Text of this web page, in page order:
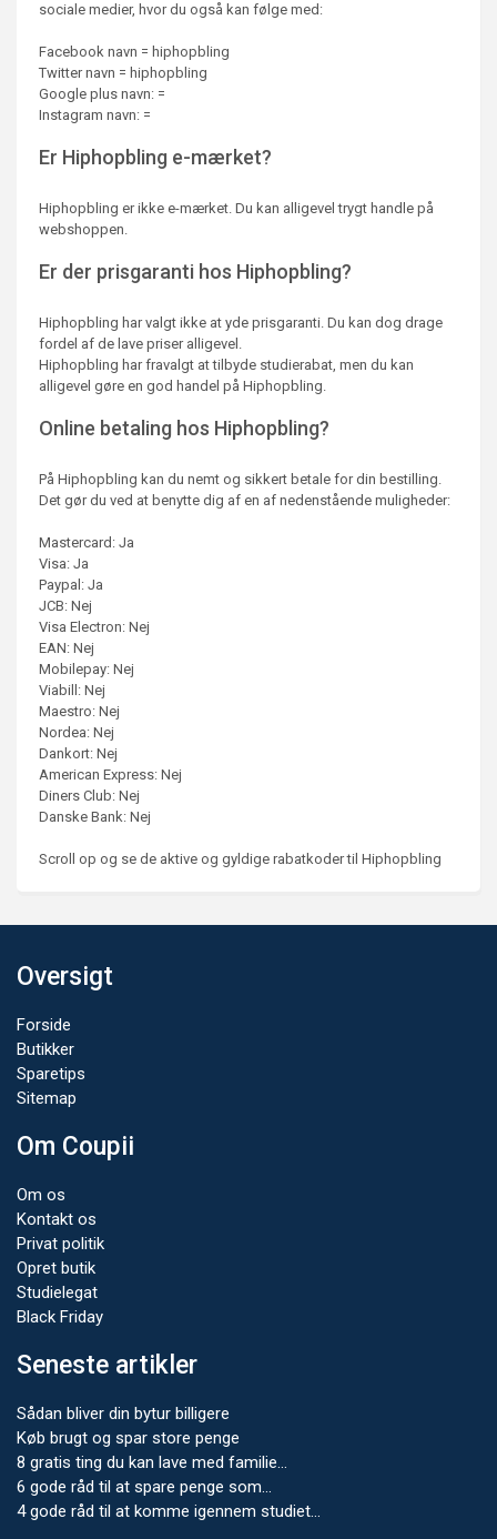
sociale medier, hvor du også kan følge med:
Facebook navn = hiphopbling
Twitter navn = hiphopbling
Google plus navn: =
Instagram navn: =
Er Hiphopbling e-mærket?
Hiphopbling er ikke e-mærket. Du kan alligevel trygt handle på
webshoppen.
Er der prisgaranti hos Hiphopbling?
Hiphopbling har valgt ikke at yde prisgaranti. Du kan dog drage
fordel af de lave priser alligevel.
Hiphopbling har fravalgt at tilbyde studierabat, men du kan
alligevel gøre en god handel på Hiphopbling.
Online betaling hos Hiphopbling?
På Hiphopbling kan du nemt og sikkert betale for din bestilling.
Det gør du ved at benytte dig af en af nedenstående muligheder:
Mastercard: Ja
Visa: Ja
Paypal: Ja
JCB: Nej
Visa Electron: Nej
EAN: Nej
Mobilepay: Nej
Viabill: Nej
Maestro: Nej
Nordea: Nej
Dankort: Nej
American Express: Nej
Diners Club: Nej
Danske Bank: Nej
Scroll op og se de aktive og gyldige rabatkoder til Hiphopbling
Oversigt
Forside
Butikker
Sparetips
Sitemap
Om Coupii
Om os
Kontakt os
Privat politik
Opret butik
Studielegat
Black Friday
Seneste artikler
Sådan bliver din bytur billigere
Køb brugt og spar store penge
8 gratis ting du kan lave med familie…
6 gode råd til at spare penge som…
4 gode råd til at komme igennem studiet…